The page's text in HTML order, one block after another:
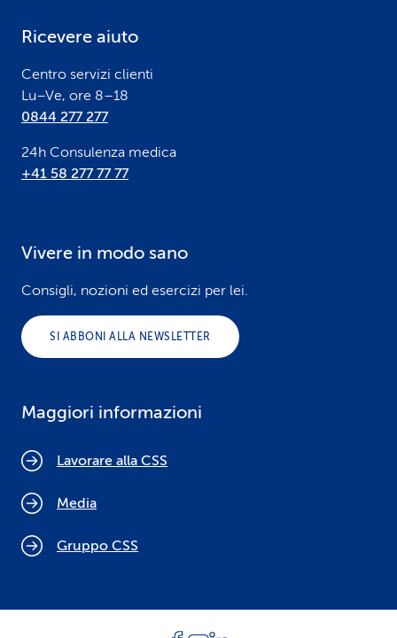
Ricevere aiuto
Centro servizi clienti
Lu–Ve, ore 8–18
0844 277 277
24h Consulenza medica
+41 58 277 77 77
Vivere in modo sano
Consigli, nozioni ed esercizi per lei.
SI ABBONI ALLA NEWSLETTER
Maggiori informazioni
Lavorare alla CSS
Media
Gruppo CSS